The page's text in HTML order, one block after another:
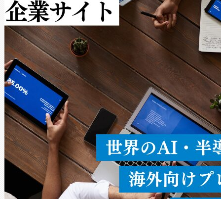
作業と点群処理を簡素化でき
Avia 2は、2種類のFOVオプシ
× 80°のノーマルモード、長
ードを切り替えて使用するこ
ることなく、単一のデバイス
うにします。遠距離まで届く
密度なスキャ […]